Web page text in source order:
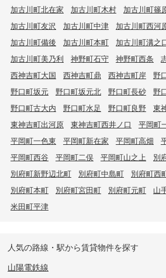
加古川町北在家
加古川町木村 加古川町篠
加古川町友沢
加古川町中津 加古川町西河
加古川町備後
加古川町本町 加古川町溝之
加古川町美乃利
神野町石守 神野町西条
西神吉町大国
西神吉町鼎 西神吉町岸 野
野口町坂元
野口町坂元北 野口町長砂 野
野口町古大内
野口町水足 野口町良野
東
東神吉町出河原
東神吉町西井ノ口 平岡町
平岡町一色東
平岡町新在家 平岡町高畑
平岡町西谷
平岡町二俣 平岡町山之上
別
別府町新野辺北町
別府町中島町 別府町西
別府町本町
別府町宮田町 別府町元町 山
米田町平津
人気の路線・駅から賃貸物件を探す
山陽電鉄線